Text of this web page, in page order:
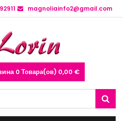
magnoliainfo2@gmail.com
0 Товара(ов) 0,00 €